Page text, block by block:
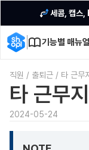
세콤, 캡스,
기능별 매뉴얼
직원 / 출퇴근 / 타 근무
타 근무
2024-05-24